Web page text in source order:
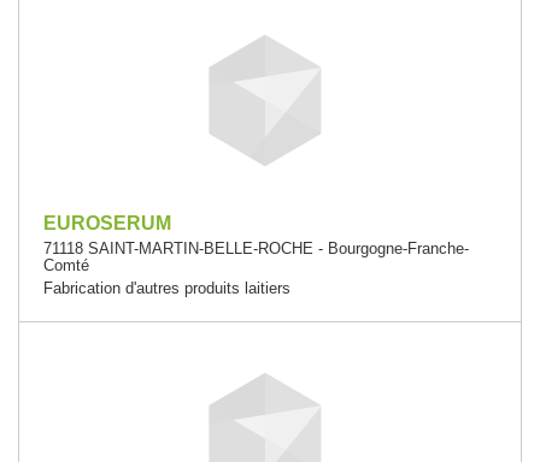
EUROSERUM
71118 SAINT-MARTIN-BELLE-ROCHE - Bourgogne-Franche-
Comté
Fabrication d'autres produits laitiers